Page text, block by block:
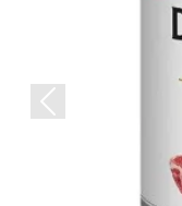
Previous